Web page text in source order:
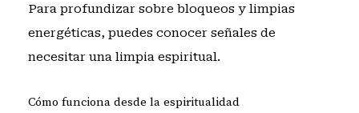
Para profundizar sobre bloqueos y limpias
energéticas, puedes conocer señales de
necesitar una limpia espiritual.
Cómo funciona desde la espiritualidad